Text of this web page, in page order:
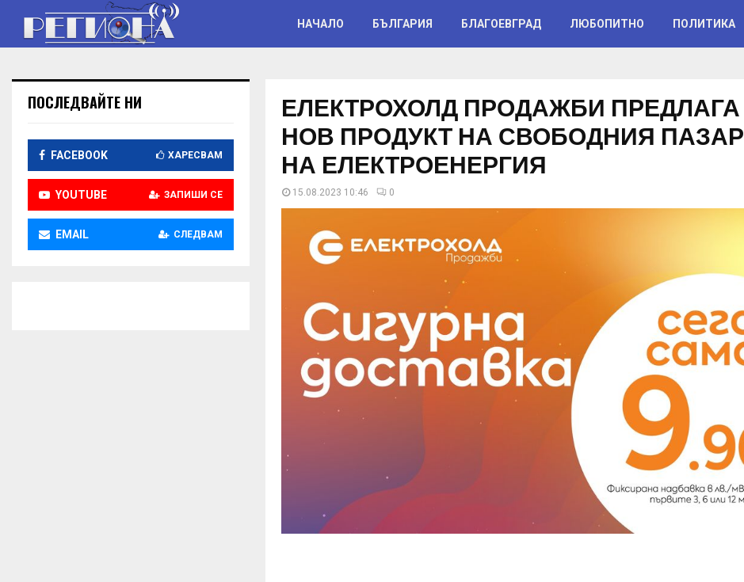
НАЧАЛО БЪЛГАРИЯ БЛАГОЕВГРАД ЛЮБОПИТНО ПОЛИТИКА
ЕЛЕКТРОХОЛД ПРОДАЖБИ ПРЕДЛАГА
НОВ ПРОДУКТ НА СВОБОДНИЯ ПАЗАР
НА ЕЛЕКТРОЕНЕРГИЯ
15.08.2023 10:46 0
ПОСЛЕДВАЙТЕ НИ
FACEBOOK ХАРЕСВАМ
YOUTUBE ЗАПИШИ СЕ
EMAIL СЛЕДВАМ